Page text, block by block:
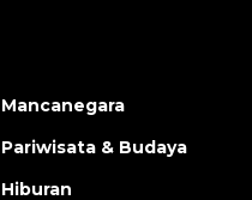
Mancanegara
Pariwisata & Budaya
Hiburan